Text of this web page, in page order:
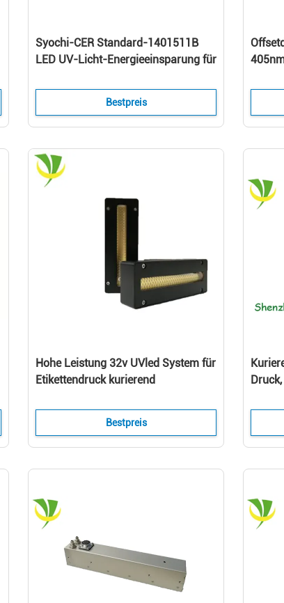
Syochi-CER Standard-1401511B
LED UV-Licht-Energieeinsparung für
Bestpreis
Hohe Leistung 32v UVled System für
Etikettendruck kurierend
Bestpreis